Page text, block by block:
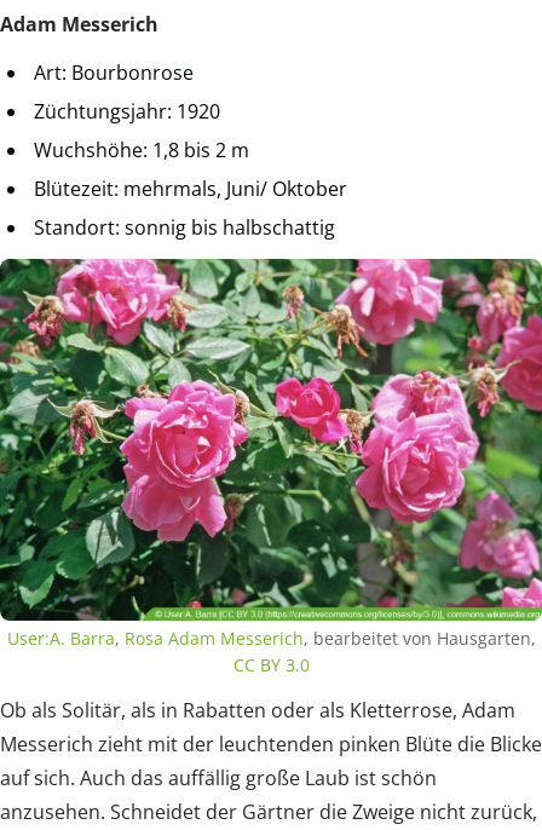
Adam Messerich
Art: Bourbonrose
Züchtungsjahr: 1920
Wuchshöhe: 1,8 bis 2 m
Blütezeit: mehrmals, Juni/ Oktober
Standort: sonnig bis halbschattig
User:A. Barra, Rosa Adam Messerich, bearbeitet von Hausgarten,
CC BY 3.0
Ob als Solitär, als in Rabatten oder als Kletterrose, Adam
Messerich zieht mit der leuchtenden pinken Blüte die Blicke
auf sich. Auch das auffällig große Laub ist schön
anzusehen. Schneidet der Gärtner die Zweige nicht zurück,